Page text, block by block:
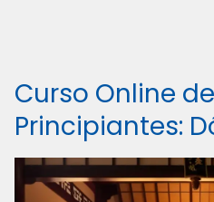
Curso Online
Principiantes: